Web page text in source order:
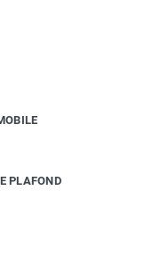
PLAFOND